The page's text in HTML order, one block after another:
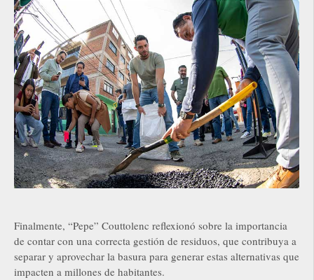
Finalmente, “Pepe” Couttolenc reflexionó sobre la importancia
de contar con una correcta gestión de residuos, que contribuya a
separar y aprovechar la basura para generar estas alternativas que
impacten a millones de habitantes.